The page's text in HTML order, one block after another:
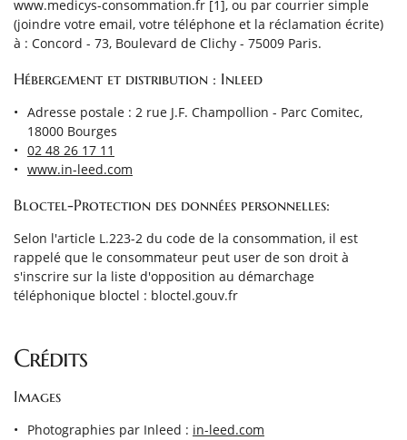
RESTAURANT
LA CARTE
www.medicys-consommation.fr [1], ou par courrier simple
(joindre votre email, votre téléphone et la réclamation écrite)
à : Concord - 73, Boulevard de Clichy - 75009 Paris.
Hébergement et distribution : Inleed
Adresse postale : 2 rue J.F. Champollion - Parc Comitec,
18000 Bourges
02 48 26 17 11
www.in-leed.com
Bloctel-Protection des données personnelles:
Selon l'article L.223-2 du code de la consommation, il est
rappelé que le consommateur peut user de son droit à
s'inscrire sur la liste d'opposition au démarchage
téléphonique bloctel : bloctel.gouv.fr
Crédits
Images
Photographies par Inleed : in-leed.com